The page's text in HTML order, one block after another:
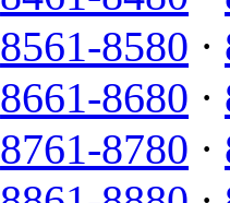
8561-8580 ·
8661-8680 ·
8761-8780 ·